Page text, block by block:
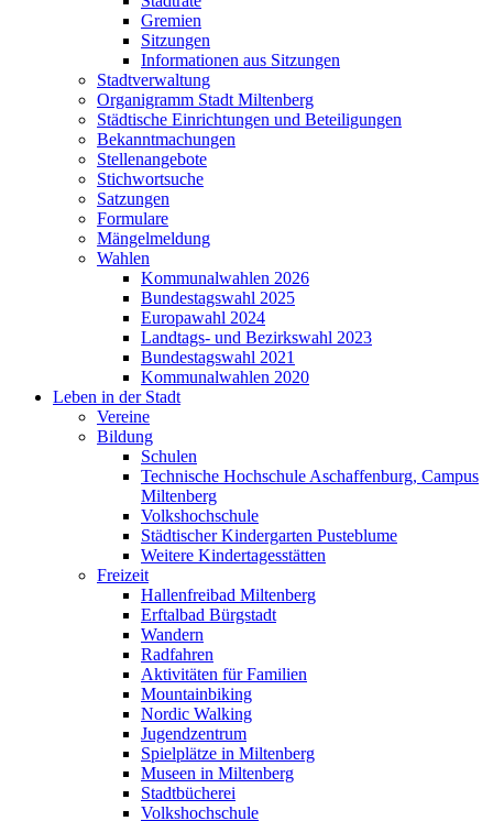
Gremien
Sitzungen
Informationen aus Sitzungen
Stadtverwaltung
Organigramm Stadt Miltenberg
Städtische Einrichtungen und Beteiligungen
Bekanntmachungen
Stellenangebote
Stichwortsuche
Satzungen
Formulare
Mängelmeldung
Wahlen
Kommunalwahlen 2026
Bundestagswahl 2025
Europawahl 2024
Landtags- und Bezirkswahl 2023
Bundestagswahl 2021
Kommunalwahlen 2020
Leben in der Stadt
Vereine
Bildung
Schulen
Technische Hochschule Aschaffenburg, Campus
Miltenberg
Volkshochschule
Städtischer Kindergarten Pusteblume
Weitere Kindertagesstätten
Freizeit
Hallenfreibad Miltenberg
Erftalbad Bürgstadt
Wandern
Radfahren
Aktivitäten für Familien
Mountainbiking
Nordic Walking
Jugendzentrum
Spielplätze in Miltenberg
Museen in Miltenberg
Stadtbücherei
Volkshochschule